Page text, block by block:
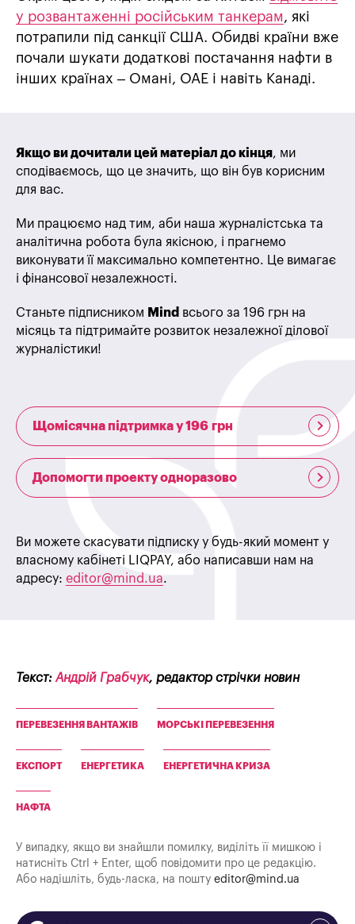
у розвантаженні російським танкерам, які
потрапили під санкції США. Обидві країни вже
почали шукати додаткові постачання нафти в
інших країнах – Омані, ОАЕ і навіть Канаді.
Якщо ви дочитали цей матеріал до кінця, ми
сподіваємось, що це значить, що він був корисним
для вас.
Ми працюємо над тим, аби наша журналістська та
аналітична робота була якісною, і прагнемо
виконувати її максимально компетентно. Це вимагає
і фінансової незалежності.
Станьте підписником Mind всього за 196 грн на
місяць та підтримайте розвиток незалежної ділової
журналістики!
Щомісячна підтримка у 196 грн
Допомогти проекту одноразово
Ви можете скасувати підписку у будь-який момент у
власному кабінеті LIQPAY, або написавши нам на
адресу: editor@mind.ua.
Текст:Андрій Грабчук, редактор стрічки новин
ПЕРЕВЕЗЕННЯ ВАНТАЖІВ МОРСЬКІ ПЕРЕВЕЗЕННЯ
ЕКСПОРТ ЕНЕРГЕТИКА ЕНЕРГЕТИЧНА КРИЗА
НАФТА
У випадку, якщо ви знайшли помилку, виділіть її мишкою і
натисніть Ctrl + Enter, щоб повідомити про це редакцію.
Або надішліть, будь-ласка, на пошту editor@mind.ua